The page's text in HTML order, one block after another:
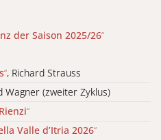
der Saison 2025/26“
“, Richard Strauss
Wagner (zweiter Zyklus)
“
Valle d’Itria 2026“